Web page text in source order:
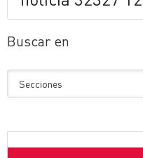
Buscar en